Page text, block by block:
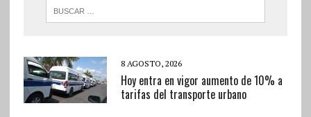
8 AGOSTO, 2026
Hoy entra en vigor aumento de 10% a
tarifas del transporte urbano